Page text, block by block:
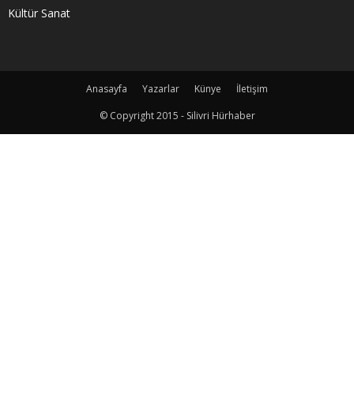
Kültür Sanat
Anasayfa Yazarlar Künye
İletişim
© Copyright 2015 - Silivri Hürhaber